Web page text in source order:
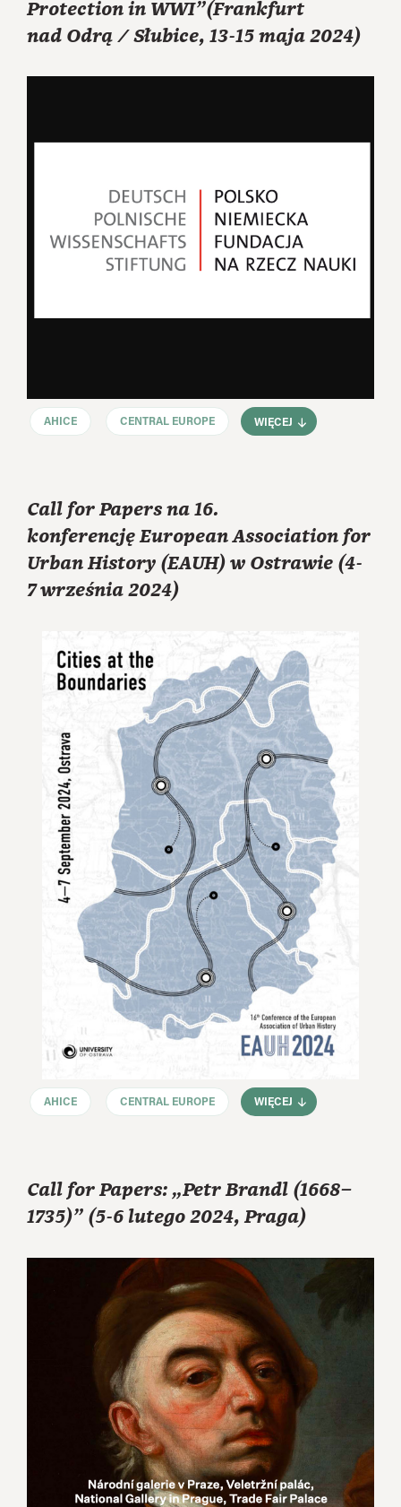
Protection in WWI”(Frankfurt
nad Odrą / Słubice, 13-15 maja 2024)
AHICE CENTRAL EUROPE WIĘCEJ
Call for Papers na 16.
konferencję European Association for
Urban History (EAUH) w Ostrawie (4-
7 września 2024)
AHICE CENTRAL EUROPE WIĘCEJ
Call for Papers: „Petr Brandl (1668–
1735)” (5-6 lutego 2024, Praga)